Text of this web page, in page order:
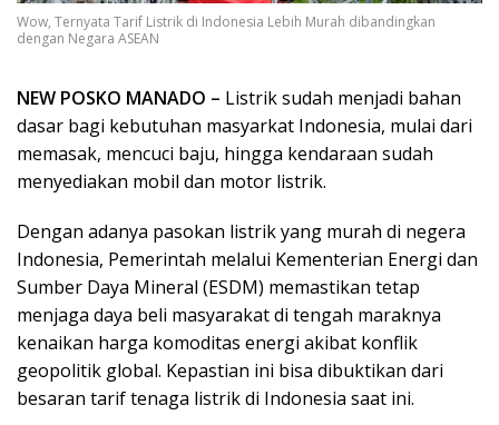
Wow, Ternyata Tarif Listrik di Indonesia Lebih Murah dibandingkan
dengan Negara ASEAN
NEW POSKO MANADO – Listrik sudah menjadi bahan
dasar bagi kebutuhan masyarkat Indonesia, mulai dari
memasak, mencuci baju, hingga kendaraan sudah
menyediakan mobil dan motor listrik.
Dengan adanya pasokan listrik yang murah di negera
Indonesia, Pemerintah melalui Kementerian Energi dan
Sumber Daya Mineral (ESDM) memastikan tetap
menjaga daya beli masyarakat di tengah maraknya
kenaikan harga komoditas energi akibat konflik
geopolitik global. Kepastian ini bisa dibuktikan dari
besaran tarif tenaga listrik di Indonesia saat ini.